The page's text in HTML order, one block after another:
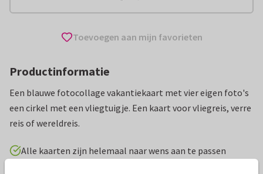
Toevoegen aan mijn favorieten
Productinformatie
Een blauwe fotocollage vakantiekaart met vier eigen foto's
een cirkel met een vliegtuigje. Een kaart voor vliegreis, verre
reis of wereldreis.
Alle kaarten zijn helemaal naar wens aan te passen